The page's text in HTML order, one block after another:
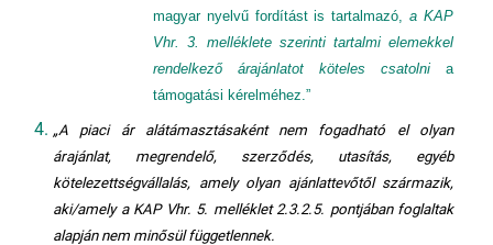
magyar nyelvű fordítást is tartalmazó,a KAP
Vhr. 3. melléklete szerinti tartalmi elemekkel
rendelkező árajánlatot köteles csatolnia
támogatási kérelméhez.”
„A piaci ár alátámasztásaként nem fogadható el olyan
árajánlat, megrendelő, szerződés, utasítás, egyéb
kötelezettségvállalás, amely olyan ajánlattevőtől származik,
aki/amely a KAP Vhr. 5. melléklet 2.3.2.5. pontjában foglaltak
alapján nem minősül függetlennek.